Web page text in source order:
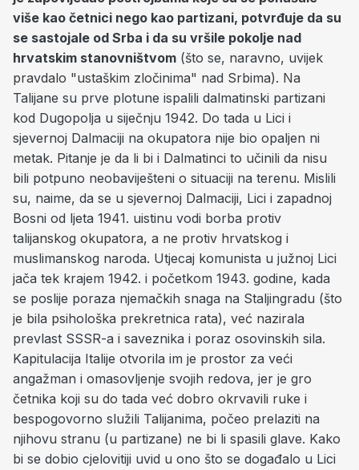
više kao četnici nego kao partizani, potvrđuje da su
se sastojale od Srba i da su vršile pokolje nad
hrvatskim stanovništvom (što se, naravno, uvijek
pravdalo "ustaškim zločinima" nad Srbima). Na
Talijane su prve plotune ispalili dalmatinski partizani
kod Dugopolja u siječnju 1942. Do tada u Lici i
sjevernoj Dalmaciji na okupatora nije bio opaljen ni
metak. Pitanje je da li bi i Dalmatinci to učinili da nisu
bili potpuno neobaviješteni o situaciji na terenu. Mislili
su, naime, da se u sjevernoj Dalmaciji, Lici i zapadnoj
Bosni od ljeta 1941. uistinu vodi borba protiv
talijanskog okupatora, a ne protiv hrvatskog i
muslimanskog naroda. Utjecaj komunista u južnoj Lici
jača tek krajem 1942. i početkom 1943. godine, kada
se poslije poraza njemačkih snaga na Staljingradu (što
je bila psihološka prekretnica rata), već nazirala
prevlast SSSR-a i saveznika i poraz osovinskih sila.
Kapitulacija Italije otvorila im je prostor za veći
angažman i omasovljenje svojih redova, jer je gro
četnika koji su do tada već dobro okrvavili ruke i
bespogovorno služili Talijanima, počeo prelaziti na
njihovu stranu (u partizane) ne bi li spasili glave. Kako
bi se dobio cjelovitiji uvid u ono što se događalo u Lici